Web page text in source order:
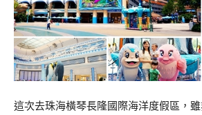
這次去珠海橫琴長隆國際海洋度假區，